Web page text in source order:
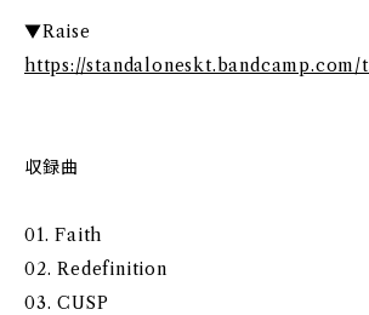
▼Raise
https://
収録曲
01. Faith
02. Redefinition
03. CUSP